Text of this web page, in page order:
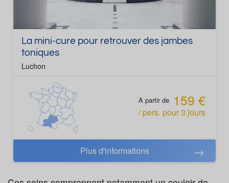
La mini-cure pour retrouver des jambes
toniques
Luchon
A partir de 159 €
/ pers. pour3 jours
Plus d'informations